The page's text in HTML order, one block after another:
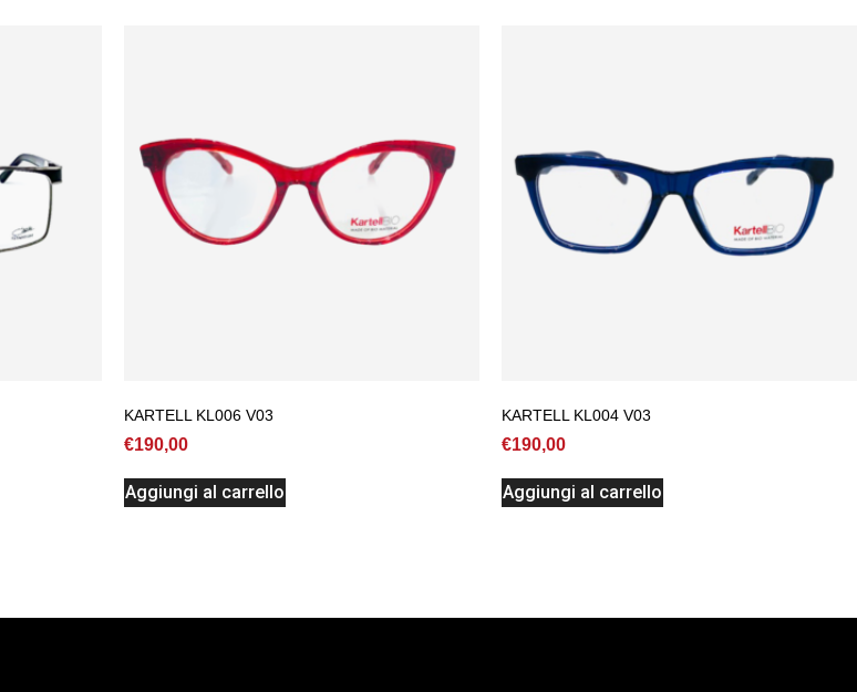
KARTELL KL006 V03
€190,00
Aggiungi al carrello
KARTELL KL004 V03
€190,00
Aggiungi al carrello